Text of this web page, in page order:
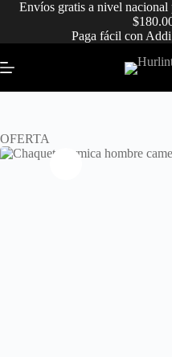
SaltarEnvíos gratis a nivel nacional
Paga fácil con
OFERTA